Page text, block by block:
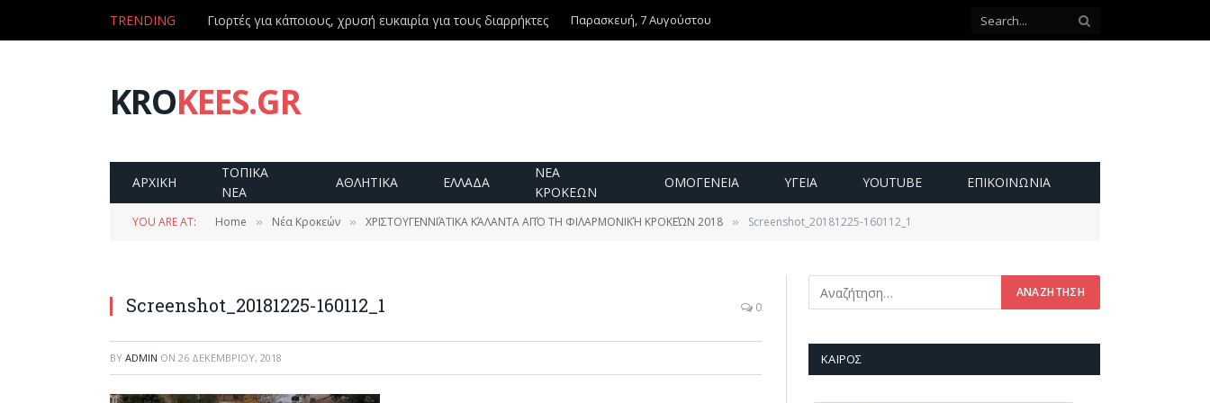
TRENDING Γιορτές για κάποιους, χρυσή ευκαιρία για τους διαρρήκτες Παρασκευή, 7 Αυγούστου
KROKEES.GR
ΑΡΧΙΚΗ
ΤΟΠΙΚΑ
ΝΕΑ
ΑΘΛΗΤΙΚΑ ΕΛΛΑΔΑ
ΝΕΑ
ΚΡΟΚΕΩΝ
ΟΜΟΓΕΝΕΙΑ ΥΓΕΙΑ YOUTUBE ΕΠΙΚΟΙΝΩΝΊΑ
YOU ARE AT: Home » Νέα Κροκεών » ΧΡΙΣΤΟΥΓΕΝΝΙΆΤΙΚΑ ΚΆΛΑΝΤΑ ΑΠΌ ΤΗ ΦΙΛΑΡΜΟΝΙΚΉ ΚΡΟΚΕΏΝ 2018 » Screenshot_20181225-160112_1
Screenshot_20181225-160112_1 0
BY ADMIN ON 26 ΔΕΚΕΜΒΡΊΟΥ, 2018 ΚΑΙΡΌΣ